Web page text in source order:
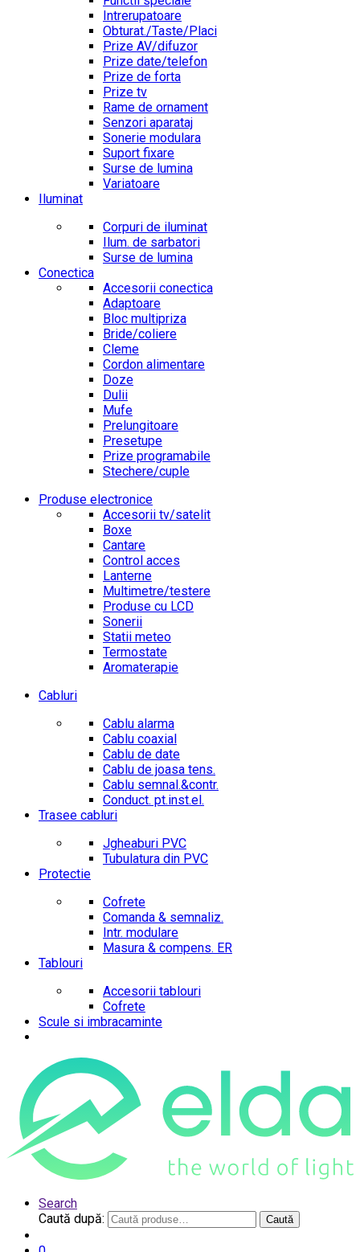
Intrerupatoare
Obturat./Taste/Placi
Prize AV/difuzor
Prize date/telefon
Prize de forta
Prize tv
Rame de ornament
Senzori aparataj
Sonerie modulara
Suport fixare
Surse de lumina
Variatoare
Iluminat
Corpuri de iluminat
Ilum. de sarbatori
Surse de lumina
Conectica
Accesorii conectica
Adaptoare
Bloc multipriza
Bride/coliere
Cleme
Cordon alimentare
Doze
Dulii
Mufe
Prelungitoare
Presetupe
Prize programabile
Stechere/cuple
Produse electronice
Accesorii tv/satelit
Boxe
Cantare
Control acces
Lanterne
Multimetre/testere
Produse cu LCD
Sonerii
Statii meteo
Termostate
Aromaterapie
Cabluri
Cablu alarma
Cablu coaxial
Cablu de date
Cablu de joasa tens.
Cablu semnal.&contr.
Conduct. pt.inst.el.
Trasee cabluri
Jgheaburi PVC
Tubulatura din PVC
Protectie
Cofrete
Comanda & semnaliz.
Intr. modulare
Masura & compens. ER
Tablouri
Accesorii tablouri
Cofrete
Scule si imbracaminte
Search
Caută după:
Caută